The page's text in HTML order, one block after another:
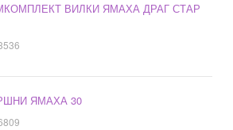
ВИЛКИ ЯМАХА ДРАГ СТАР
ЯМАХА 30